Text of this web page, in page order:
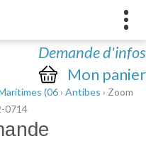
Demande d'infos
Mon panier
(06› Antibes › Zoom
0714